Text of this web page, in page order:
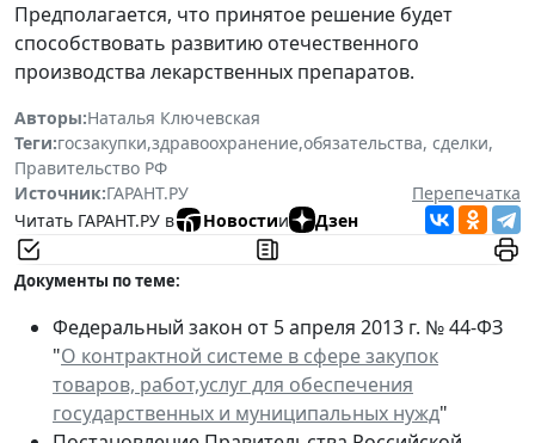
Предполагается, что принятое решение будет
способствовать развитию отечественного
производства лекарственных препаратов.
Авторы:Наталья Ключевская
Теги:госзакупки,здравоохранение,обязательства, сделки,
Правительство РФ
Источник:ГАРАНТ.РУ
Перепечатка
Читать ГАРАНТ.РУ в
Новостии Дзен
Документы по теме:
Федеральный закон от 5 апреля 2013 г. № 44-ФЗ
"О контрактной системе в сфере закупок
товаров, работ,услуг для обеспечения
государственных и муниципальных нужд"